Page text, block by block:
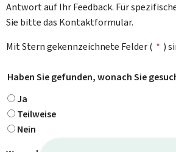
Antwort auf Ihr Feedback. Für
Sie bitte das Kontaktformular.
Mit Stern gekennzeichnete Felder ( * )
Haben Sie gefunden, wonach Sie
Ja
Teilweise
Nein